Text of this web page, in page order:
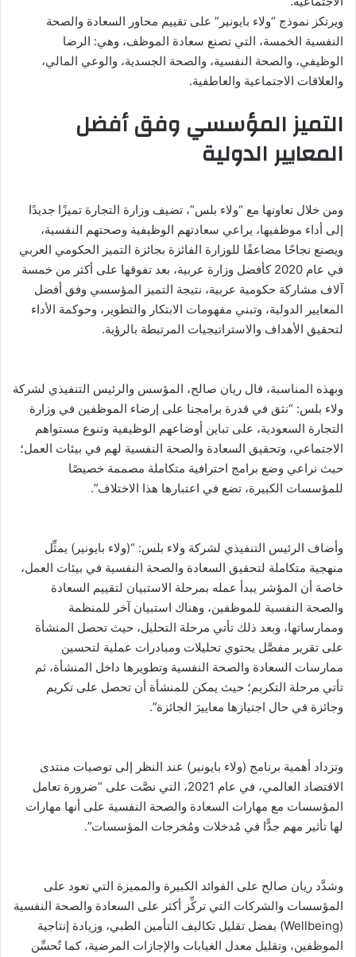
ويرتكز نموذج “ولاء بايونير” على تقييم محاور السعادة والصحة
النفسية الخمسة، التي تصنع سعادة الموظف، وهي: الرضا
الوظيفي، والصحة النفسية، والصحة الجسدية، والوعي المالي،
والعلاقات الاجتماعية والعاطفية.
التميز المؤسسي وفق أفضل
المعايير الدولية
ومن خلال تعاونها مع “ولاء بلس”، تضيف وزارة التجارة تميزًا جديدًا
إلى أداء موظفيها، يراعي سعادتهم الوظيفية وصحتهم النفسية،
ويصنع نجاحًا مضاعفًا للوزارة الفائزة بجائزة التميز الحكومي العربي
في عام 2020 كأفضل وزارة عربية، بعد تفوقها على أكثر من خمسة
آلاف مشاركة حكومية عربية، نتيجة التميز المؤسسي وفق أفضل
المعايير الدولية، وتبني مفهومات الابتكار والتطوير، وحوكمة الأداء
لتحقيق الأهداف والاستراتيجيات المرتبطة بالرؤية.
وبهذه المناسبة، قال ريان صالح، المؤسس والرئيس التنفيذي لشركة
ولاء بلس: “نثق في قدرة برامجنا على إرضاء الموظفين في وزارة
التجارة السعودية، على تباين أوضاعهم الوظيفية وتنوع مستواهم
الاجتماعي، وتحقيق السعادة والصحة النفسية لهم في بيئات العمل؛
حيث نراعي وضع برامج احترافية متكاملة مصممة خصيصًا
للمؤسسات الكبيرة، تضع في اعتبارها هذا الاختلاف”.
وأضاف الرئيس التنفيذي لشركة ولاء بلس: “(ولاء بايونير) يمثِّل
منهجية متكاملة لتحقيق السعادة والصحة النفسية في بيئات العمل،
خاصة أن المؤشر يبدأ عمله بمرحلة الاستبيان لتقييم السعادة
والصحة النفسية للموظفين، وهناك استبيان آخر للمنظمة
وممارساتها، وبعد ذلك تأتي مرحلة التحليل، حيث تحصل المنشأة
على تقرير مفصَّل يحتوي تحليلات ومبادرات عملية لتحسين
ممارسات السعادة والصحة النفسية وتطويرها داخل المنشأة، ثم
تأتي مرحلة التكريم؛ حيث يمكن للمنشأة أن تحصل على تكريم
وجائزة في حال اجتيازها معاييرَ الجائزة”.
وتزداد أهمية برنامج (ولاء بايونير) عند النظر إلى توصيات منتدى
الاقتصاد العالمي، في عام 2021، التي نصَّت على “ضرورة تعامل
المؤسسات مع مهارات السعادة والصحة النفسية على أنها مهارات
لها تأثير مهم جدًّا في مُدخلات ومُخرجات المؤسسات”.
وشدَّد ريان صالح على الفوائد الكبيرة والمميزة التي تعود على
المؤسسات والشركات التي تركِّز أكثر على السعادة والصحة النفسية
(Wellbeing) بفضل تقليل تكاليف التأمين الطبي، وزيادة إنتاجية
الموظفين، وتقليل معدل الغيابات والإجازات المرضية، كما تُحسِّن